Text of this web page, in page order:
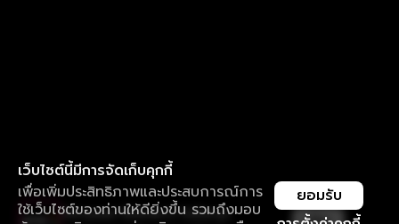
เว็บไซต์นี้มีการจัดเก็บคุกกี้
เพื่อเพิ่มประสิทธิภาพและประสบการณ์การ
ใช้เว็บไซต์ของท่านให้ดียิ่งขึ้น รวมถึงมอบ
ยอมรับ
ใช้งานแอป ลื่นไหลกว่า ไม่มีสะดุด